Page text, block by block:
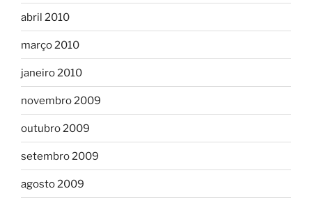
abril 2010
março 2010
janeiro 2010
novembro 2009
outubro 2009
setembro 2009
agosto 2009